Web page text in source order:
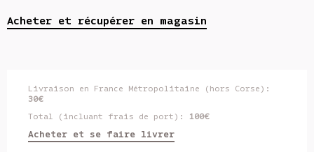
Acheter et récupérer en magasin
Livraison en France Métropolitaine (hors Corse):
30€
Total (incluant frais de port): 100€
Acheter et se faire livrer